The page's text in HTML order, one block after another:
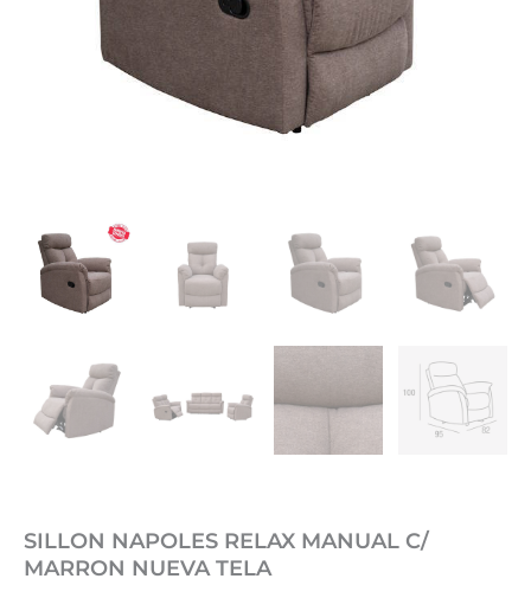
SILLON NAPOLES RELAX MANUAL C/
MARRON NUEVA TELA